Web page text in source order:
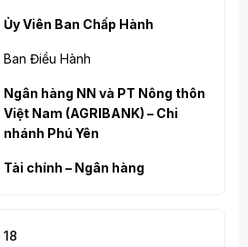
Ủy Viên Ban Chấp Hành
Ban Điều Hành
Ngân hàng NN và PT Nông thôn
Việt Nam (AGRIBANK) – Chi
nhánh Phú Yên
Tài chính – Ngân hàng
18